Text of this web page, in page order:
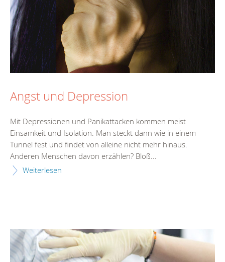
Angst und Depression
Mit Depressionen und Panikattacken kommen meist
Einsamkeit und Isolation. Man steckt dann wie in einem
Tunnel fest und findet von alleine nicht mehr hinaus.
Anderen Menschen davon erzählen? Bloß...
Weiterlesen